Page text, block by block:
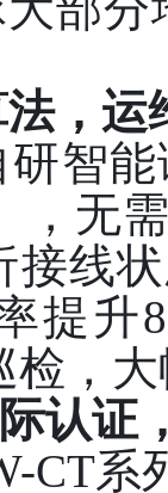
，运
研智
，无
接线
提升
检，
认证
CT